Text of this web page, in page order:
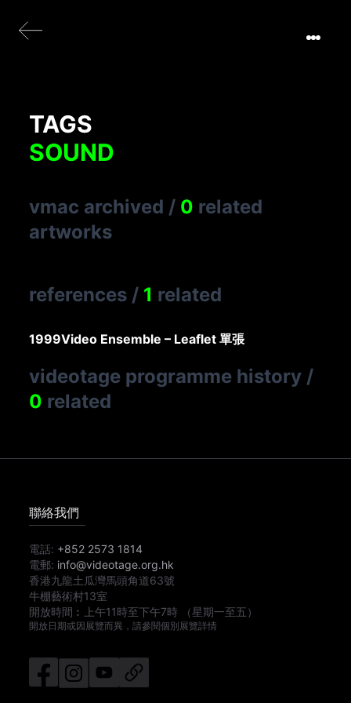
TAGS
SOUND
vmac archived / 0 related
artworks
references / 1 related
1999Video Ensemble – Leaflet 單張
videotage programme history /
0 related
聯絡我們
電話: +852 2573 1814
電郵: info@videotage.org.hk
香港九龍土瓜灣馬頭角道63號
牛棚藝術村13室
開放時間︰
上午11時至下午7時 （星期一至五）
開放日期或因展覽而異，請參閱個別展覽詳情